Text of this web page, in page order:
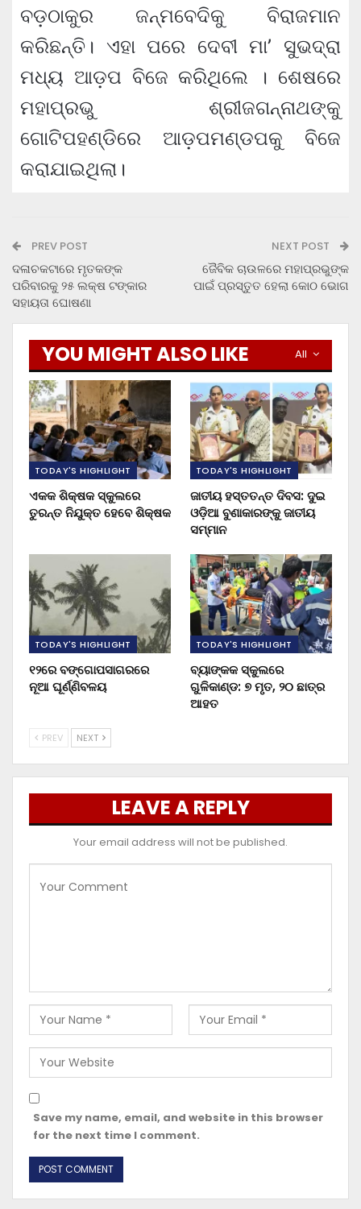
ବଡ଼ଠାକୁର ଜନ୍ମବେଦିକୁ ବିରାଜମାନ
କରିଛନ୍ତି। ଏହା ପରେ ଦେବୀ ମା’ ସୁଭଦ୍ରା
ମଧ୍ୟ ଆଡ଼ପ ବିଜେ କରିଥିଲେ । ଶେଷରେ
ମହାପ୍ରଭୁ ଶ୍ରୀଜଗନ୍ନାଥଙ୍କୁ
ଗୋଟିପହଣ୍ଡିରେ ଆଡ଼ପମଣ୍ଡପକୁ ବିଜେ
କରାଯାଇଥିଲା।
PREV POST
ଦଳାଚକଟାରେ ମୃତକଙ୍କ
ପରିବାରକୁ ୨୫ ଲକ୍ଷ ଟଙ୍କାର
ସହାୟତା ଘୋଷଣା
NEXT POST
ଜୈବିକ ଚାଉଳରେ ମହାପ୍ରଭୁଙ୍କ
ପାଇଁ ପ୍ରସ୍ତୁତ ହେଲା କୋଠ ଭୋଗ
All
YOU MIGHT ALSO LIKE
TODAY'S HIGHLIGHT
ଏକକ ଶିକ୍ଷକ ସ୍କୁଲରେ
ତୁରନ୍ତ ନିଯୁକ୍ତ ହେବେ ଶିକ୍ଷକ
TODAY'S HIGHLIGHT
ଜାତୀୟ ହସ୍ତତନ୍ତ ଦିବସ: ଦୁଇ
ଓଡ଼ିଆ ବୁଣାକାରଙ୍କୁ ଜାତୀୟ
ସମ୍ମାନ
TODAY'S HIGHLIGHT
୧୨ରେ ବଙ୍ଗୋପସାଗରରେ
ନୂଆ ଘୂର୍ଣ୍ଣିବଳୟ
TODAY'S HIGHLIGHT
ବ୍ୟାଙ୍କକ ସ୍କୁଲରେ
ଗୁଳିକାଣ୍ଡ: ୭ ମୃତ, ୨୦ ଛାତ୍ର
ଆହତ
PREV NEXT
LEAVE A REPLY
Your email address will not be published.
Save my name, email, and website in this browser
for the next time I comment.